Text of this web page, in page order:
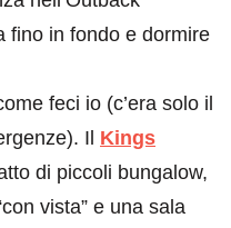
fino in fondo e dormire
feci io (c’era solo il
Il Kings
di piccoli bungalow,
vista” e una sala